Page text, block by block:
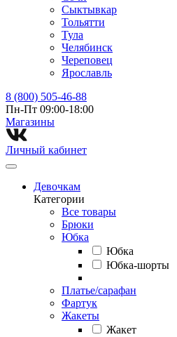
Сыктывкар
Тольятти
Тула
Челябинск
Череповец
Ярославль
8 (800) 505-46-88
Пн-Пт 09:00-18:00
Магазины⁠
Личный кабинет
Девочкам
Категории
Все товары
Брюки
Юбка
Юбка
Юбка-шорты
Платье/сарафан
Фартук
Жакеты
Жакет